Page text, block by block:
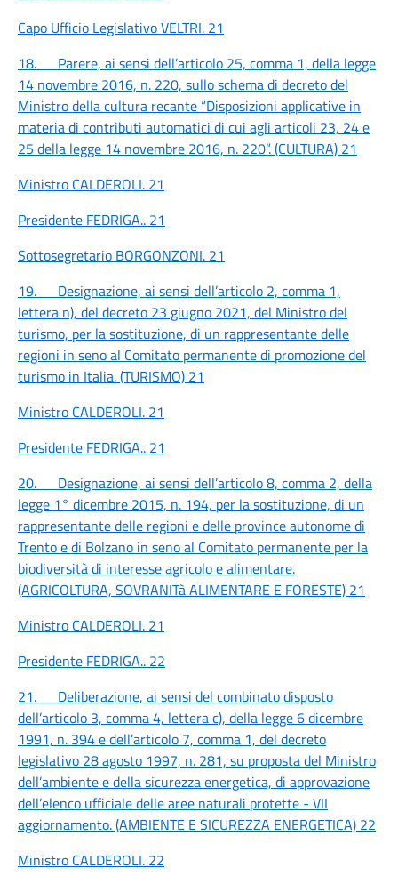
Capo Ufficio Legislativo VELTRI. 21
18. Parere, ai sensi dell’articolo 25, comma 1, della legge
14 novembre 2016, n. 220, sullo schema di decreto del
Ministro della cultura recante “Disposizioni applicative in
materia di contributi automatici di cui agli articoli 23, 24 e
25 della legge 14 novembre 2016, n. 220”. (CULTURA) 21
Ministro CALDEROLI. 21
Presidente FEDRIGA.. 21
Sottosegretario BORGONZONI. 21
19. Designazione, ai sensi dell’articolo 2, comma 1,
lettera n), del decreto 23 giugno 2021, del Ministro del
turismo, per la sostituzione, di un rappresentante delle
regioni in seno al Comitato permanente di promozione del
turismo in Italia. (TURISMO) 21
Ministro CALDEROLI. 21
Presidente FEDRIGA.. 21
20. Designazione, ai sensi dell’articolo 8, comma 2, della
legge 1° dicembre 2015, n. 194, per la sostituzione, di un
rappresentante delle regioni e delle province autonome di
Trento e di Bolzano in seno al Comitato permanente per la
biodiversità di interesse agricolo e alimentare.
(AGRICOLTURA, SOVRANITà ALIMENTARE E FORESTE) 21
Ministro CALDEROLI. 21
Presidente FEDRIGA.. 22
21. Deliberazione, ai sensi del combinato disposto
dell’articolo 3, comma 4, lettera c), della legge 6 dicembre
1991, n. 394 e dell’articolo 7, comma 1, del decreto
legislativo 28 agosto 1997, n. 281, su proposta del Ministro
dell’ambiente e della sicurezza energetica, di approvazione
dell’elenco ufficiale delle aree naturali protette - VII
aggiornamento. (AMBIENTE E SICUREZZA ENERGETICA) 22
Ministro CALDEROLI. 22